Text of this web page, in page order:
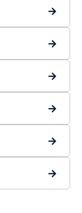
→
→
→
→
→
→